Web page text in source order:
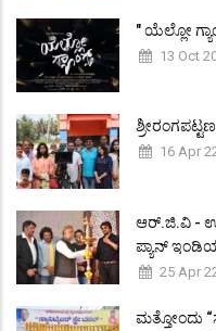
" ಯೆಲ್ಲೋ
13 Oct
16 Apr
ಆರ್.ಜಿ.ವಿ -
ಪ್ಯಾನ್
25 Apr
ಮತ್ತೋಂದು